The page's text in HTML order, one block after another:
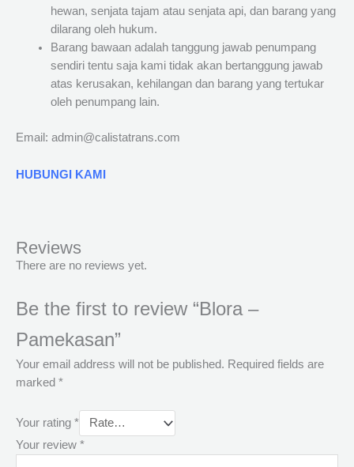
hewan, senjata tajam atau senjata api, dan barang yang
dilarang oleh hukum.
Barang bawaan adalah tanggung jawab penumpang
sendiri tentu saja kami tidak akan bertanggung jawab
atas kerusakan, kehilangan dan barang yang tertukar
oleh penumpang lain.
Email: admin@calistatrans.com
HUBUNGI KAMI
Reviews
There are no reviews yet.
Be the first to review “Blora –
Pamekasan”
Your email address will not be published. Required fields are
marked *
Your rating *
Your review *